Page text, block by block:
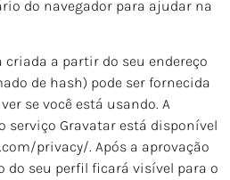
do navegador para ajudar na
a partir do seu endereço
de hash) pode ser fornecida
se você está usando. A
serviço Gravatar está disponível
privacy/. Após a aprovação
do seu perfil ficará visível para o